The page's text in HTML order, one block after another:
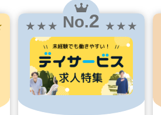
★ ★ ★ No.2 ★ ★ ★